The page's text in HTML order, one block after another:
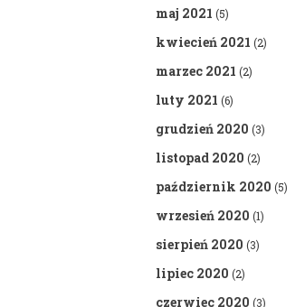
maj 2021 (5)
kwiecień 2021 (2)
marzec 2021 (2)
luty 2021 (6)
grudzień 2020 (3)
listopad 2020 (2)
październik 2020 (5)
wrzesień 2020 (1)
sierpień 2020 (3)
lipiec 2020 (2)
czerwiec 2020 (3)